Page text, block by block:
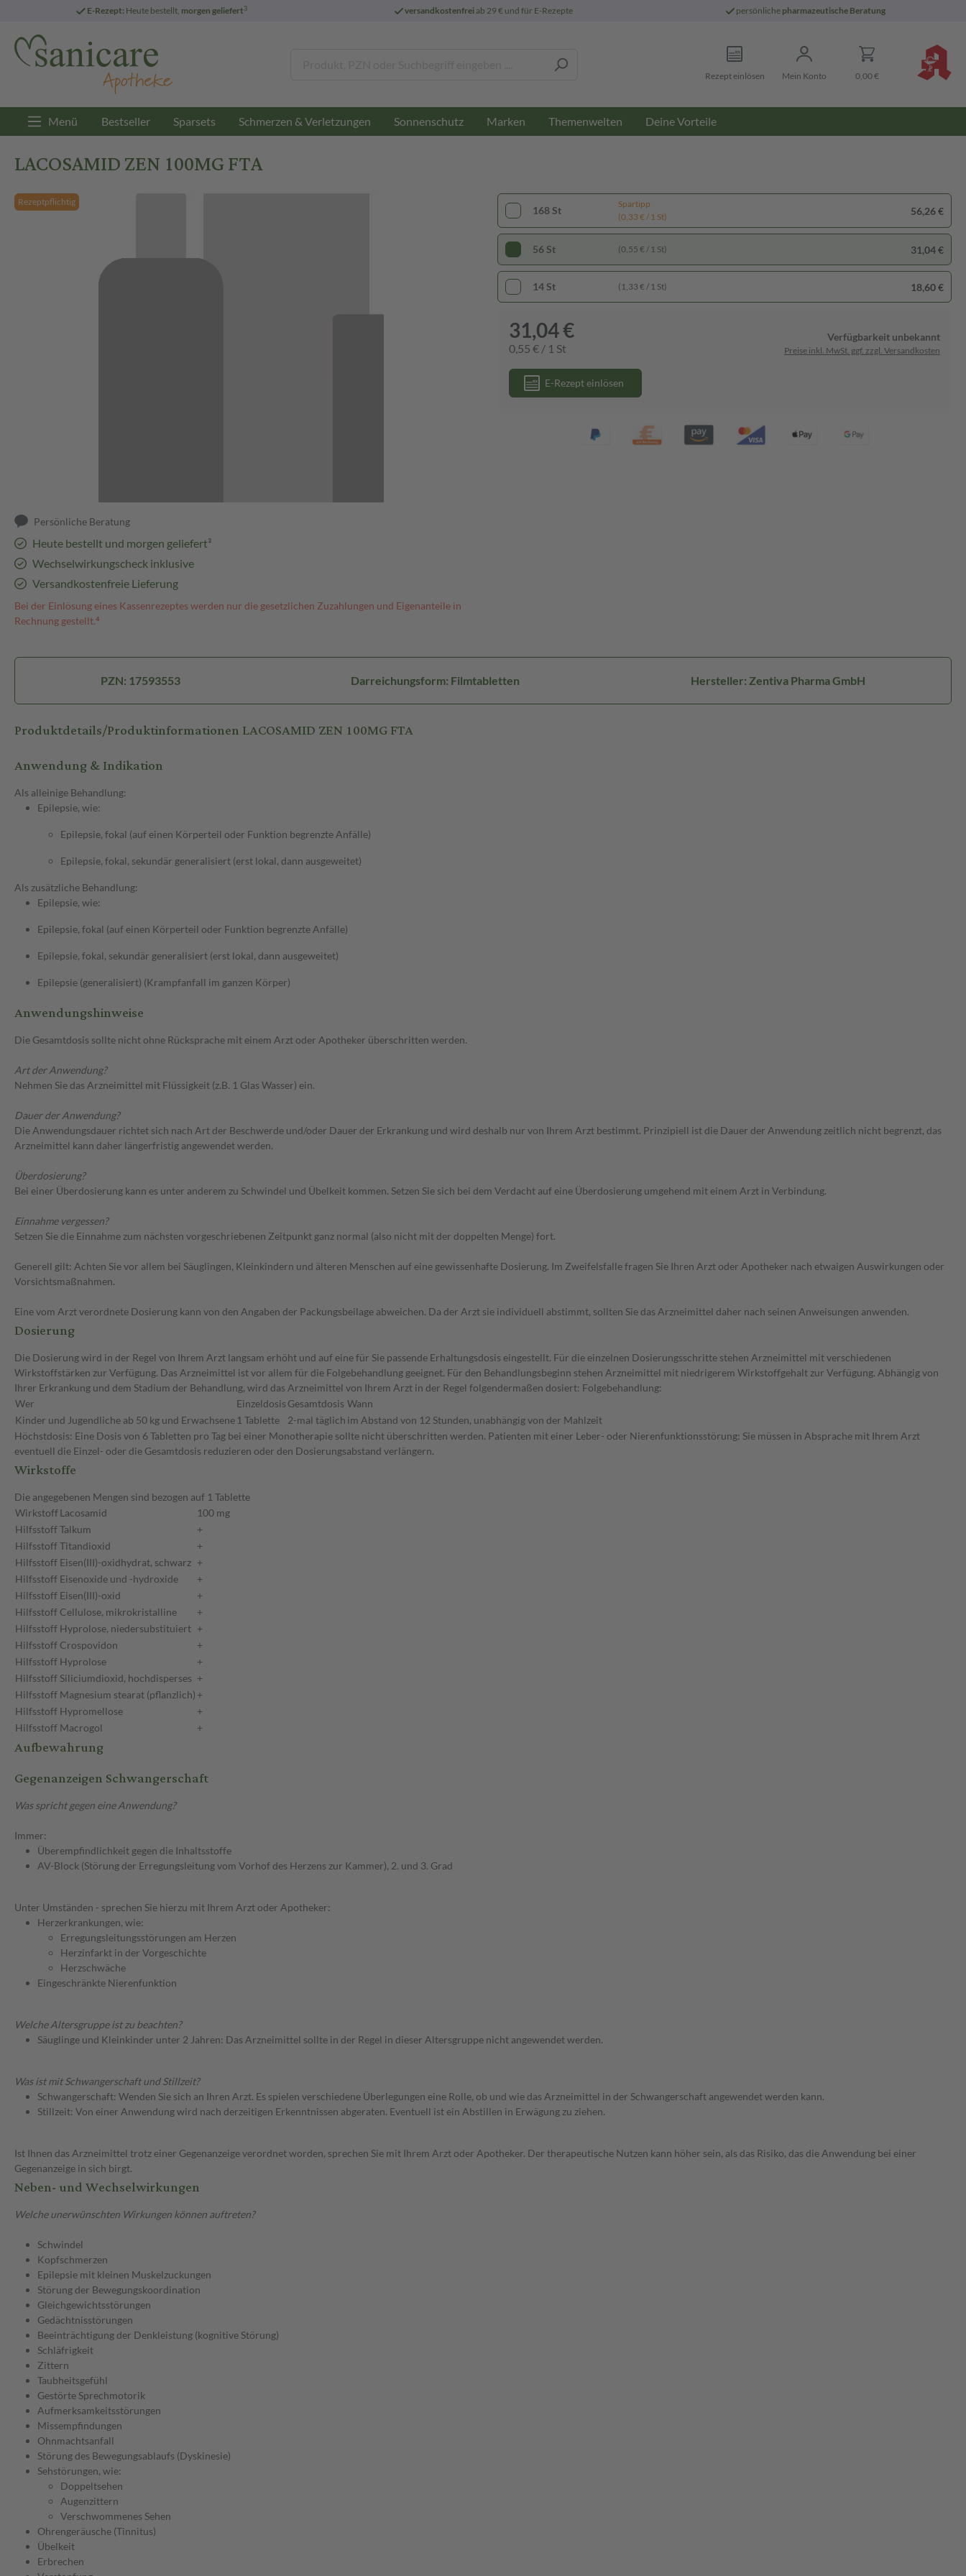
E-Rezept: Heute bestellt, morgen geliefert3 versandkostenfreiab 29 € und für E-Rezepte persönliche pharmazeutische Beratung
Rezept einlösen Mein Konto 0,00 €
Menü Bestseller Sparsets Schmerzen & Verletzungen Sonnenschutz Marken Themenwelten Deine Vorteile
LACOSAMID ZEN 100MG FTA
Rezeptpflichtig
Persönliche Beratung
Heute bestellt und morgen geliefert³
Wechselwirkungscheck inklusive
Versandkostenfreie Lieferung
Bei der Einlösung eines Kassenrezeptes werden nur die gesetzlichen Zuzahlungen und Eigenanteile in
Rechnung gestellt.⁴
168 St
Spartipp
(0,33 € / 1 St)
56,26 €
56 St (0,55 € / 1 St) 31,04 €
14 St (1,33 € / 1 St) 18,60 €
31,04 €
0,55 € / 1 St
Verfügbarkeit unbekannt
Preise inkl. MwSt. ggf. zzgl. Versandkosten
E-Rezept einlösen
PZN: 17593553 Darreichungsform: Filmtabletten Hersteller: Zentiva Pharma GmbH
Produktdetails/Produktinformationen LACOSAMID ZEN 100MG FTA
Anwendung & Indikation
Als alleinige Behandlung:
Epilepsie, wie:
Epilepsie, fokal (auf einen Körperteil oder Funktion begrenzte Anfälle)
Epilepsie, fokal, sekundär generalisiert (erst lokal, dann ausgeweitet)
Als zusätzliche Behandlung:
Epilepsie, wie:
Epilepsie, fokal (auf einen Körperteil oder Funktion begrenzte Anfälle)
Epilepsie, fokal, sekundär generalisiert (erst lokal, dann ausgeweitet)
Epilepsie (generalisiert) (Krampfanfall im ganzen Körper)
Anwendungshinweise
Die Gesamtdosis sollte nicht ohne Rücksprache mit einem Arzt oder Apotheker überschritten werden.
Art der Anwendung?
Nehmen Sie das Arzneimittel mit Flüssigkeit (z.B. 1 Glas Wasser) ein.
Dauer der Anwendung?
Die Anwendungsdauer richtet sich nach Art der Beschwerde und/oder Dauer der Erkrankung und wird deshalb nur von Ihrem Arzt bestimmt. Prinzipiell ist die Dauer der Anwendung zeitlich nicht begrenzt, das
Arzneimittel kann daher längerfristig angewendet werden.
Überdosierung?
Bei einer Überdosierung kann es unter anderem zu Schwindel und Übelkeit kommen. Setzen Sie sich bei dem Verdacht auf eine Überdosierung umgehend mit einem Arzt in Verbindung.
Einnahme vergessen?
Setzen Sie die Einnahme zum nächsten vorgeschriebenen Zeitpunkt ganz normal (also nicht mit der doppelten Menge) fort.
Generell gilt: Achten Sie vor allem bei Säuglingen, Kleinkindern und älteren Menschen auf eine gewissenhafte Dosierung. Im Zweifelsfalle fragen Sie Ihren Arzt oder Apotheker nach etwaigen Auswirkungen oder
Vorsichtsmaßnahmen.
Eine vom Arzt verordnete Dosierung kann von den Angaben der Packungsbeilage abweichen. Da der Arzt sie individuell abstimmt, sollten Sie das Arzneimittel daher nach seinen Anweisungen anwenden.
Dosierung
Die Dosierung wird in der Regel von Ihrem Arzt langsam erhöht und auf eine für Sie passende Erhaltungsdosis eingestellt. Für die einzelnen Dosierungsschritte stehen Arzneimittel mit verschiedenen
Wirkstoffstärken zur Verfügung. Das Arzneimittel ist vor allem für die Folgebehandlung geeignet. Für den Behandlungsbeginn stehen Arzneimittel mit niedrigerem Wirkstoffgehalt zur Verfügung. Abhängig von
Ihrer Erkrankung und dem Stadium der Behandlung, wird das Arzneimittel von Ihrem Arzt in der Regel folgendermaßen dosiert: Folgebehandlung:
Wer
Einzeldosis Gesamtdosis Wann
Kinder und Jugendliche ab 50 kg und Erwachsene 1 Tablette 2-mal täglich im Abstand von 12 Stunden, unabhängig von der Mahlzeit
Höchstdosis: Eine Dosis von 6 Tabletten pro Tag bei einer Monotherapie sollte nicht überschritten werden. Patienten mit einer Leber- oder Nierenfunktionsstörung: Sie müssen in Absprache mit Ihrem Arzt
eventuell die Einzel- oder die Gesamtdosis reduzieren oder den Dosierungsabstand verlängern.
Wirkstoffe
Die angegebenen Mengen sind bezogen auf 1 Tablette
WirkstoffLacosamid
100 mg
HilfsstoffTalkum
+
HilfsstoffTitandioxid
+
Hilfsstoff Eisen(III)-oxidhydrat, schwarz +
Hilfsstoff Eisenoxide und -hydroxide
+
Hilfsstoff Eisen(III)-oxid
+
Hilfsstoff Cellulose, mikrokristalline
+
Hilfsstoff Hyprolose, niedersubstituiert +
Hilfsstoff Crospovidon
+
Hilfsstoff Hyprolose
+
Hilfsstoff Siliciumdioxid, hochdisperses +
Hilfsstoff Magnesium stearat (pflanzlich) +
Hilfsstoff Hypromellose
+
Hilfsstoff Macrogol +
Aufbewahrung
Gegenanzeigen Schwangerschaft
Was spricht gegen eine Anwendung?
Immer:
Überempfindlichkeit gegen die Inhaltsstoffe
AV-Block (Störung der Erregungsleitung vom Vorhof des Herzens zur Kammer), 2. und 3. Grad
Unter Umständen - sprechen Sie hierzu mit Ihrem Arzt oder Apotheker:
Herzerkrankungen, wie:
Erregungsleitungsstörungen am Herzen
Herzinfarkt in der Vorgeschichte
Herzschwäche
Eingeschränkte Nierenfunktion
Welche Altersgruppe ist zu beachten?
Säuglinge und Kleinkinder unter 2 Jahren: Das Arzneimittel sollte in der Regel in dieser Altersgruppe nicht angewendet werden.
Was ist mit Schwangerschaft und Stillzeit?
Schwangerschaft: Wenden Sie sich an Ihren Arzt. Es spielen verschiedene Überlegungen eine Rolle, ob und wie das Arzneimittel in der Schwangerschaft angewendet werden kann.
Stillzeit: Von einer Anwendung wird nach derzeitigen Erkenntnissen abgeraten. Eventuell ist ein Abstillen in Erwägung zu ziehen.
Ist Ihnen das Arzneimittel trotz einer Gegenanzeige verordnet worden, sprechen Sie mit Ihrem Arzt oder Apotheker. Der therapeutische Nutzen kann höher sein, als das Risiko, das die Anwendung bei einer
Gegenanzeige in sich birgt.
Neben- und Wechselwirkungen
Welche unerwünschten Wirkungen können auftreten?
Schwindel
Kopfschmerzen
Epilepsie mit kleinen Muskelzuckungen
Störung der Bewegungskoordination
Gleichgewichtsstörungen
Gedächtnisstörungen
Beeinträchtigung der Denkleistung (kognitive Störung)
Schläfrigkeit
Zittern
Taubheitsgefühl
Gestörte Sprechmotorik
Aufmerksamkeitsstörungen
Missempfindungen
Ohnmachtsanfall
Störung des Bewegungsablaufs (Dyskinesie)
Sehstörungen, wie:
Doppeltsehen
Augenzittern
Verschwommenes Sehen
Ohrengeräusche (Tinnitus)
Übelkeit
Erbrechen